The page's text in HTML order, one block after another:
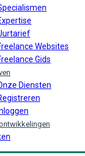
Websites
Gids
Diensten